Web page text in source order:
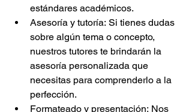
estándares académicos.
Asesoría y tutoría: Si tienes dudas
sobre algún tema o concepto,
nuestros tutores te brindarán la
asesoría personalizada que
necesitas para comprenderlo a la
perfección.
Formateado y presentación: Nos